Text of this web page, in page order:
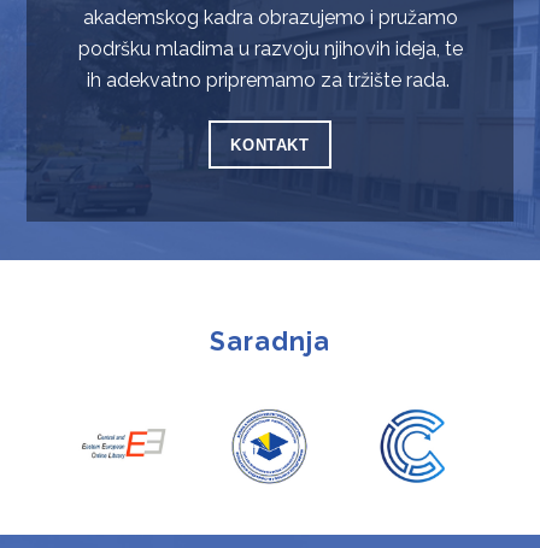
akademskog kadra obrazujemo i pružamo
podršku mladima u razvoju njihovih ideja, te
ih adekvatno pripremamo za tržište rada.
KONTAKT
Saradnja